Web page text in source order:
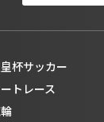
杯サッカー
トレース